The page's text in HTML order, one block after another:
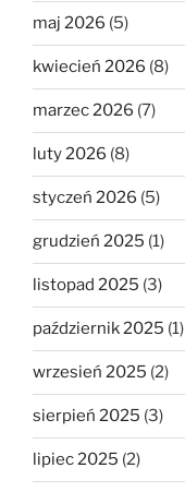
maj 2026 (5)
kwiecień 2026 (8)
marzec 2026 (7)
luty 2026 (8)
styczeń 2026 (5)
grudzień 2025 (1)
listopad 2025 (3)
październik 2025 (1)
wrzesień 2025 (2)
sierpień 2025 (3)
lipiec 2025 (2)